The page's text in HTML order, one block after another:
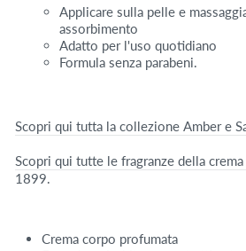
Applicare sulla pelle e
assorbimento
Adatto per l'uso quotidiano
Formula senza parabeni.
Scopri qui tutta la collezione Amber e
Scopri qui tutte le fragranze della
1899.
Crema corpo profumata